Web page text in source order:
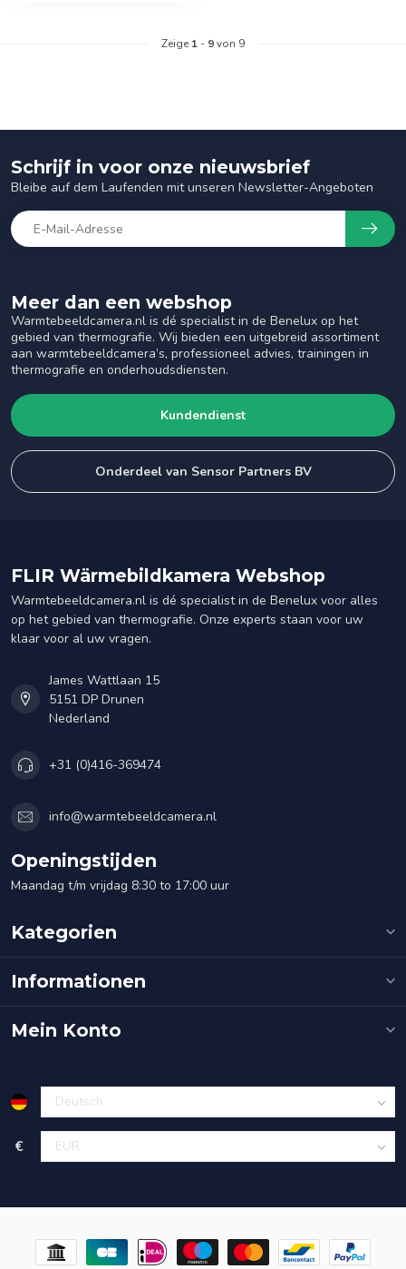
Zeige 1 - 9von 9
Meer dan een webshop
Warmtebeeldcamera.nl is dé specialist in de Benelux op het
gebied van thermografie. Wij bieden een uitgebreid assortiment
aan warmtebeeldcamera’s, professioneel advies, trainingen in
thermografie en onderhoudsdiensten.
Kundendienst
Onderdeel van Sensor Partners BV
Schrijf in voor onze nieuwsbrief
Bleibe auf dem Laufenden mit unseren Newsletter-Angeboten
FLIR Wärmebildkamera Webshop
Warmtebeeldcamera.nl is dé specialist in de Benelux voor alles
op het gebied van thermografie. Onze experts staan voor uw
klaar voor al uw vragen.
James Wattlaan 15
5151 DP Drunen
Nederland
+31 (0)416-369474
info@warmtebeeldcamera.nl
Openingstijden
Maandag t/m vrijdag 8:30 to 17:00 uur
Kategorien
Informationen
Mein Konto
€